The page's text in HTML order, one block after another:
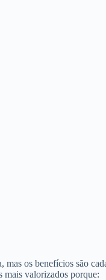
os benefícios são
mais valorizados porque: